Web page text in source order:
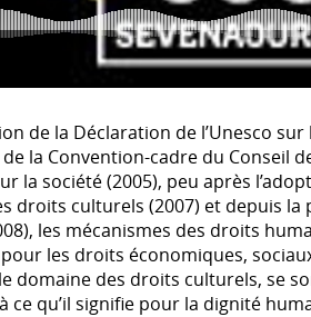
de la Déclaration de l’Unesco
la Convention-cadre du Conseil
la société (2005), peu après
droits culturels (2007) et depuis la
les mécanismes des droits
les droits économiques,
domaine des droits culturels, se
ce qu’il signifie pour la dignité